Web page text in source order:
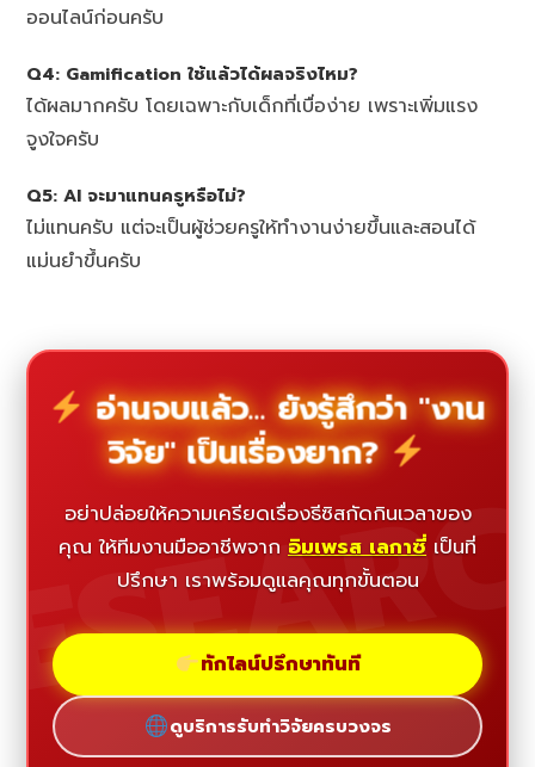
ออนไลน์ก่อนครับ
Q4: Gamification ใช้แล้วได้ผลจริงไหม?
ได้ผลมากครับ โดยเฉพาะกับเด็กที่เบื่อง่าย เพราะเพิ่มแรง
จูงใจครับ
Q5: AI จะมาแทนครูหรือไม่?
ไม่แทนครับ แต่จะเป็นผู้ช่วยครูให้ทำงานง่ายขึ้นและสอนได้
แม่นยำขึ้นครับ
อ่านจบแล้ว... ยังรู้สึกว่า "งาน
วิจัย" เป็นเรื่องยาก?
อย่าปล่อยให้ความเครียดเรื่องธีซิสกัดกินเวลาของ
คุณ ให้ทีมงานมืออาชีพจาก อิมเพรส เลกาซี่ เป็นที่
ปรึกษา เราพร้อมดูแลคุณทุกขั้นตอน
ทักไลน์ปรึกษาทันที
ดูบริการรับทำวิจัยครบวงจร